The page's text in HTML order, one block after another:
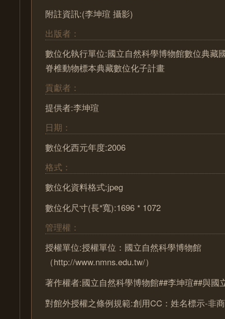
附註資訊:(李坤瑄 攝影)
出版者：
數位化執行單位:國立自然科學博物館數位典藏
脊椎動物標本典藏數位化子計畫
貢獻者：
提供者:李坤瑄
日期：
數位化西元年度:2006
格式：
數位化資料格式:jpeg
數位化尺寸(長*寬):1696 * 1072
管理權：
授權單位:授權單位：國立自然科學博物館
（http://www.nmns.edu.tw/）
著作權者:國立自然科學博物館##李坤瑄##與國
對館外授權之條例規範:創用CC：姓名標示-非